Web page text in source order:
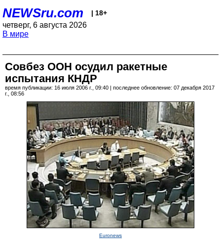
NEWSru.com | 18+
четверг, 6 августа 2026
В мире
Совбез ООН осудил ракетные
испытания КНДР
время публикации: 16 июля 2006 г., 09:40 | последнее обновление: 07 декабря 2017
г., 08:56
Euronews